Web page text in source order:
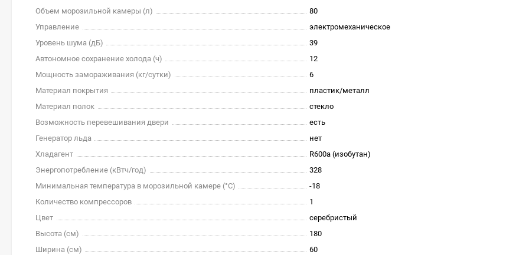
Объем морозильной камеры (л)
80
Управление
электромеханическое
Уровень шума (дБ)
39
Автономное сохранение холода (ч)
12
Мощность замораживания (кг/cутки)
6
Материал покрытия
пластик/металл
Материал полок
стекло
Возможность перевешивания двери
есть
Генератор льда
нет
Хладагент
R600a (изобутан)
Энергопотребление (кВтч/год)
328
Минимальная температура в морозильной камере (°C)
-18
Количество компрессоров
1
Цвет
серебристый
Высота (см)
180
Ширина (см)
60